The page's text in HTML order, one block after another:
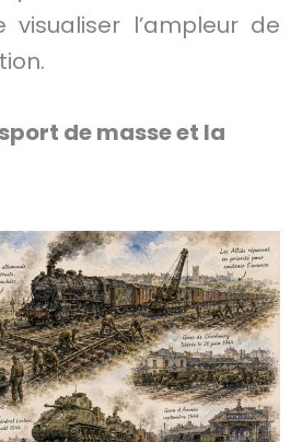
l’ampleur de
de masse et la